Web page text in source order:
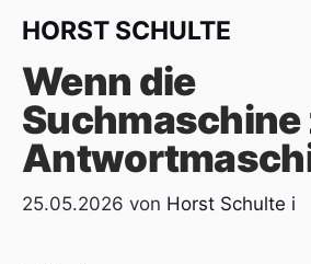
HORST SCHULTE
Wenn die
Suchmaschine
25.05.2026 von Horst Schulte i